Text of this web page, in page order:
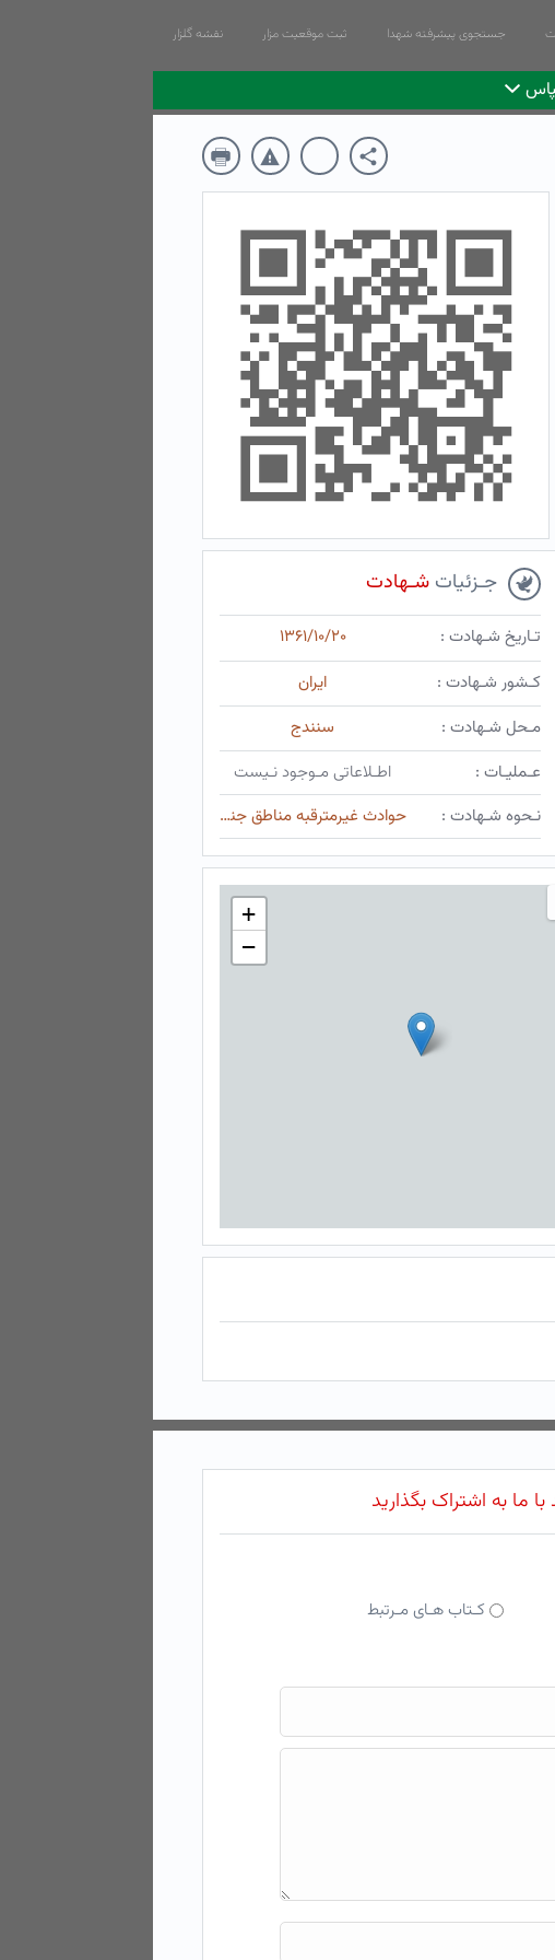
جستجوی پیشرفته شهدا ثبت موقعیت مزار نقشه گلزار
جـزئیاتشـهادت
تـاریخ شـهادت :
۱۳۶۱/۱۰/۲۰
کـشور شـهادت :
ایران
مـحل شـهادت :
سنندج
عـملیـات :
اطـلاعاتی مـوجود نـیست
نـحوه شـهادت :
حوادث غیرمترقبه مناطق جنگی
+
−
ما به اشتراک بگذارید
کـتاب هـای مـرتبط